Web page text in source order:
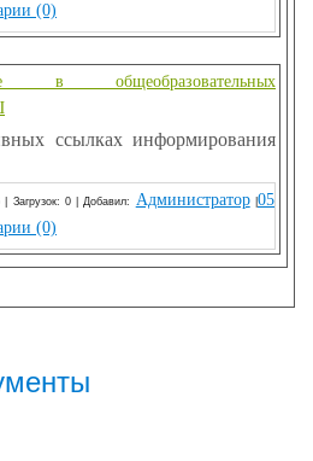
(0)
в общеобразовательных
ссылках информирования
Загрузок: 0 | Добавил: Администратор|05
(0)